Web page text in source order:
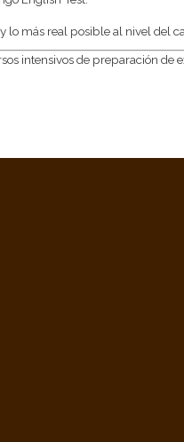
lo más real posible al nivel del
intensivos de preparación de